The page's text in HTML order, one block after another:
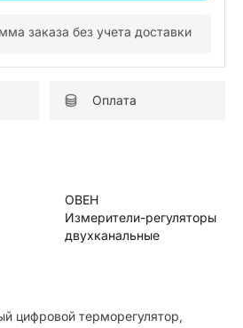
заказа без учета доставки
Оплата
ОВЕН
Измерители-регуляторы
двухканальные
цифровой терморегулятор,